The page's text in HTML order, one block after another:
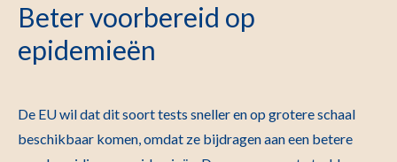
Beter voorbereid op
epidemieën
De EU wil dat dit soort tests sneller en op grotere schaal
beschikbaar komen, omdat ze bijdragen aan een betere